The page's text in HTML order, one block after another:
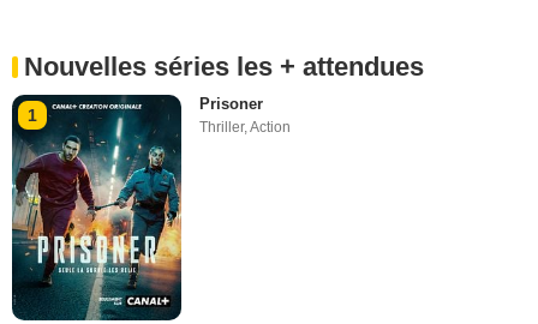
Nouvelles séries les + attendues
1
Prisoner
Thriller,Action